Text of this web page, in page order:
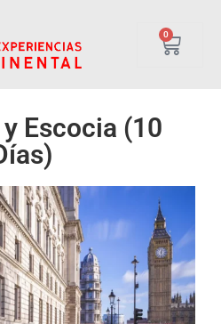
0
Escocia (10